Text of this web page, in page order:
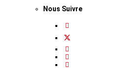
Nous Suivre